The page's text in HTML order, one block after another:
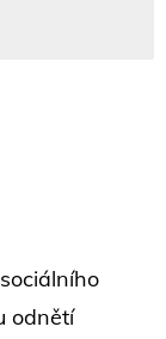
odnětí